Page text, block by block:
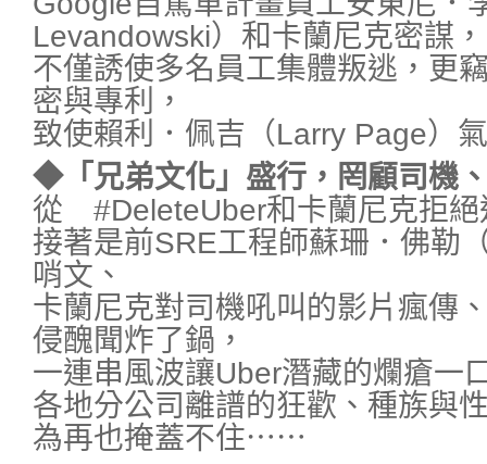
Levandowski）和卡蘭尼克密謀，
不僅誘使多名員工集體叛逃，更
密與專利，
致使賴利．佩吉（Larry Page）
◆「兄弟文化」盛行，罔顧司機
從 #DeleteUber和卡蘭尼克拒絕
接著是前SRE工程師蘇珊．佛勒
哨文、
卡蘭尼克對司機吼叫的影片瘋傳
侵醜聞炸了鍋，
一連串風波讓Uber潛藏的爛瘡一
各地分公司離譜的狂歡、種族與
為再也掩蓋不住⋯⋯